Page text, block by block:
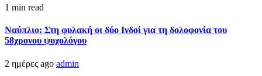
1 min read
Ναύπλιο: Στη φυλακή οι δύο Ινδοί για τη δολοφονία του
58χρονου ψυχολόγου
2 ημέρες ago admin